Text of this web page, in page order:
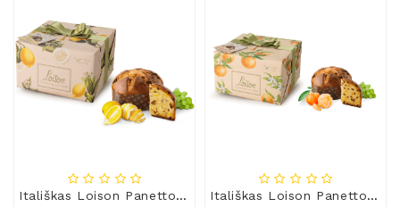
Itališkas Loison Panettone pyragas FRUTTA e FIORI LIMONI su razinomis, karamelizuotomis citrinomis ir citrinų kremu
Itališkas Loison Panettone pyragas FRUTTA e FIORI MANDARINO su razinomis ir vėlyvojo derliaus Ciaculli mandarinais